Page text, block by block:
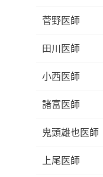
菅野医師
田川医師
小西医師
諸富医師
鬼頭雄也医師
上尾医師